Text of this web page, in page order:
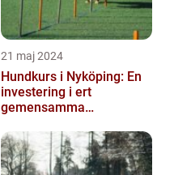
21 maj 2024
Hundkurs i Nyköping: En
investering i ert
gemensamma